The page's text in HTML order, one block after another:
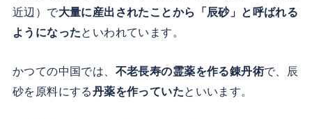
近辺）で大量に産出されたことから「辰砂」と呼ばれる
ようになったといわれています。
かつての中国では、 不老長寿の霊薬を作る錬丹術で、辰
砂を原料にする丹薬を作っていたといいます。